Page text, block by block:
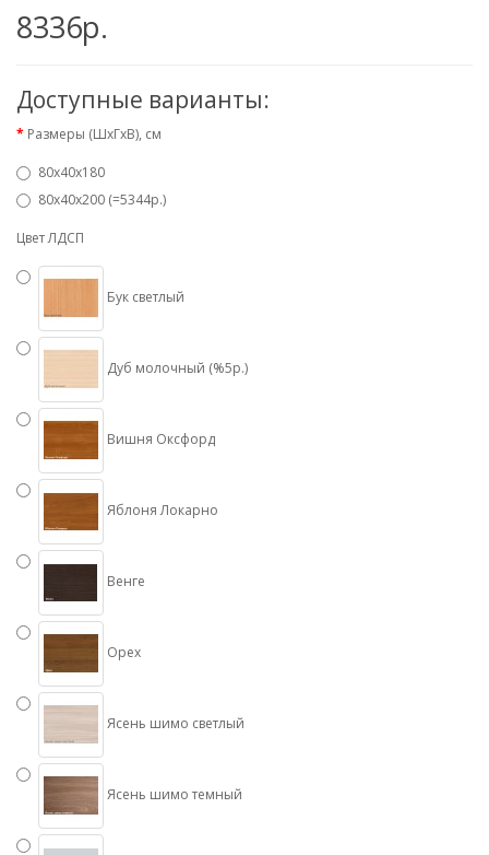
8336р.
Доступные варианты:
Размеры (ШхГхВ), см
80х40х180
80х40х200 (=5344р.)
Цвет ЛДСП
Бук светлый
Дуб молочный (%5р.)
Вишня Оксфорд
Яблоня Локарно
Венге
Орех
Ясень шимо светлый
Ясень шимо темный